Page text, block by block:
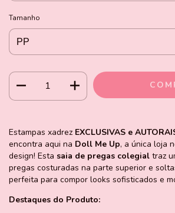
Tamanho
Estampas xadrez EXCLUSIVAS e
encontra aqui na Doll Me Up, a única loja
design! Esta saia de pregas colegial traz
pregas costuradas na parte superior e
perfeita para compor looks sofisticados e
Destaques do Produto: